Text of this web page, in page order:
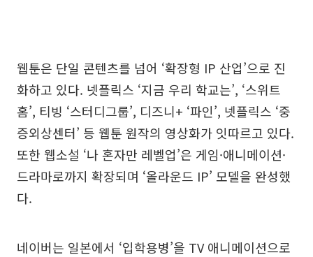
웹툰은 단일 콘텐츠를 넘어 ‘확장형 IP 산업’으로 진
화하고 있다. 넷플릭스 ‘지금 우리 학교는’, ‘스위트
홈’, 티빙 ‘스터디그룹’, 디즈니+ ‘파인’, 넷플릭스 ‘중
증외상센터’ 등 웹툰 원작의 영상화가 잇따르고 있다.
또한 웹소설 ‘나 혼자만 레벨업’은 게임·애니메이션·
드라마로까지 확장되며 ‘올라운드 IP’ 모델을 완성했
다.
네이버는 일본에서 ‘입학용병’을 TV 애니메이션으로